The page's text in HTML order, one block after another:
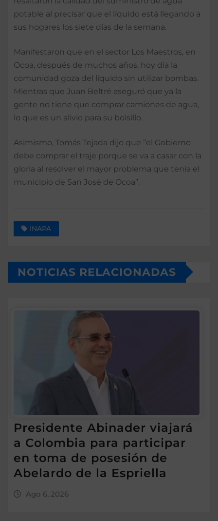
potable al precisar que el líquido está llegando a
sus hogares los siete días de la semana.
Manifestaron que en el sector Los Maestros, en
Ocoa, después de muchos años, hoy día la
comunidad goza del líquido sin utilizar bombas.
Mientras que Juan Beltré aseguró que ya la
gente no tiene que comprar camiones de agua,
lo que es un alivio para su bolsillo.
Asimismo, Tomás Tejada dijo que “el Gobierno
debe comprar el traje porque se va a casar con la
gloria al resolver el mayor problema que tenía el
municipio de San José de Ocoa”.
INAPA
NOTICIAS RELACIONADAS
Presidente Abinader viajará
a Colombia para participar
en toma de posesión de
Abelardo de la Espriella
Ago 6, 2026